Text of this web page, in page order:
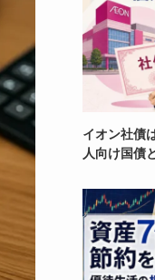
イオン社債
人向け国債